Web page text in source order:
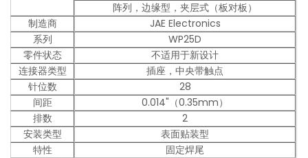
阵列，边缘型，夹层式（板对板）
制造商
JAE Electronics
系列
WP25D
零件状态
不适用于新设计
连接器类型
插座，中央带触点
针位数
28
间距
0.014"（0.35mm）
排数
2
安装类型
表面贴装型
特性
固定焊尾